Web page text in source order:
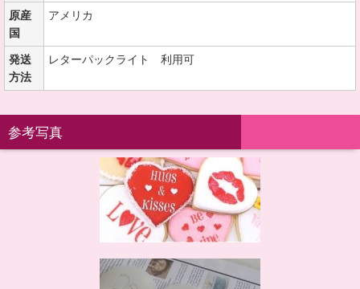
原産
国
アメリカ
発送
方法
レターパックライト 利用可
参考写真